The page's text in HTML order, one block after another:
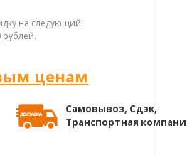
на следующий!
рублей.
ценам
Самовывоз, Сдэк,
Транспортная